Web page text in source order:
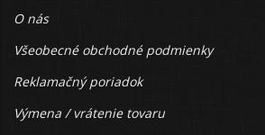
O nás
Všeobecné obchodné podmienky
Reklamačný poriadok
Výmena / vrátenie tovaru